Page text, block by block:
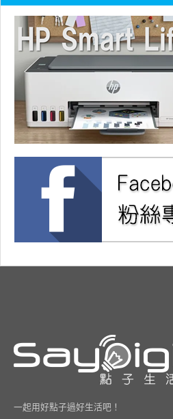
一起用好點子過好生活吧！